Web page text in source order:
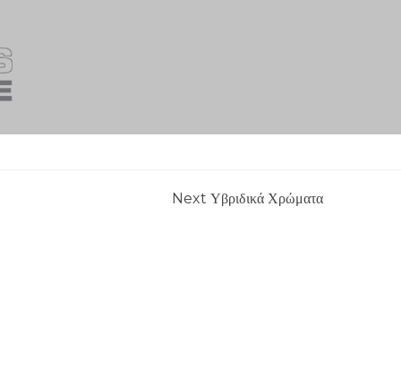
Next Υβριδικά Χρώματα